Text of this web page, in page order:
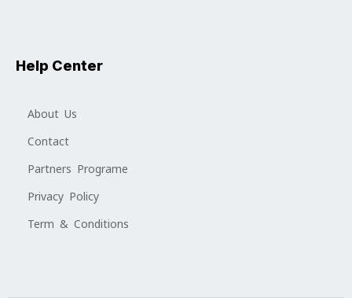
Help Center
About Us
Contact
Partners Programe
Privacy Policy
Term & Conditions